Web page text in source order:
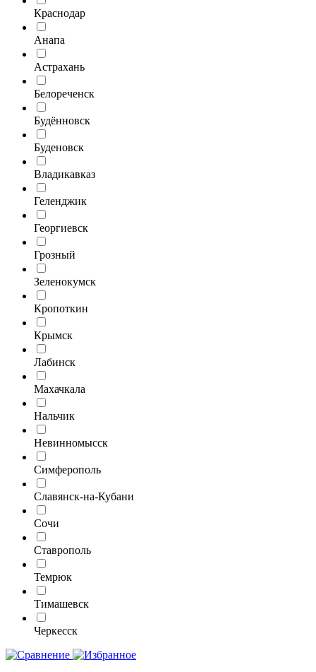
Краснодар
Анапа
Астрахань
Белореченск
Будённовск
Буденовск
Владикавказ
Геленджик
Георгиевск
Грозный
Зеленокумск
Кропоткин
Крымск
Лабинск
Махачкала
Нальчик
Невинномысск
Симферополь
Славянск-на-Кубани
Сочи
Ставрополь
Темрюк
Тимашевск
Черкесск